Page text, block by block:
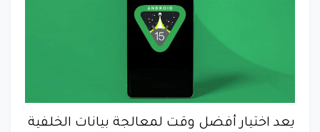
يعد اختيار أفضل وقت لمعالجة بيانات الخلفية